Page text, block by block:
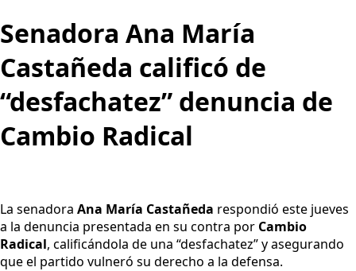
Senadora Ana María
Castañeda calificó de
“desfachatez” denuncia de
Cambio Radical
La senadora Ana María Castañeda respondió este jueves
a la denuncia presentada en su contra por Cambio
Radical, calificándola de una “desfachatez” y asegurando
que el partido vulneró su derecho a la defensa.